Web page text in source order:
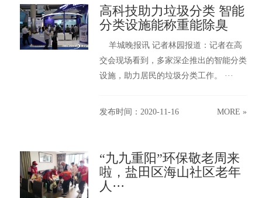
高科技助力垃圾分类 智能
分类设施能称重能除臭
羊城晚报讯 记者林园报道：记者在高
交会现场看到，多家深企推出的智能分类
设施，助力居民的垃圾分类工作。 ···
发布时间：2020-11-16 MORE »
“九九重阳”环保敬老周来
啦，盐田区海山社区老年
人···